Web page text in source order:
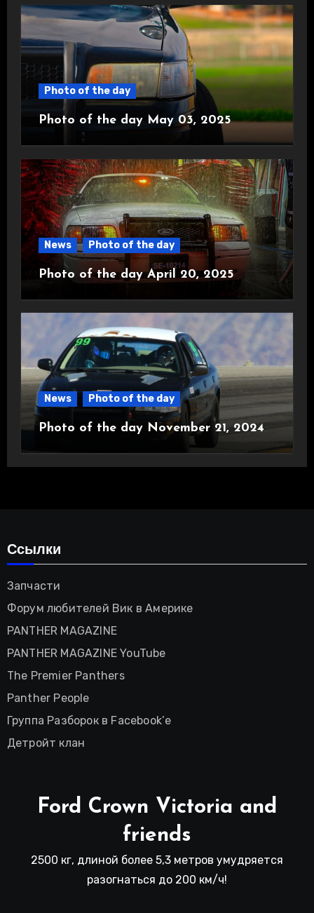
Photo of the day
Photo of the day May 03, 2025
News Photo of the day
Photo of the day April 20, 2025
News Photo of the day
Photo of the day November 21, 2024
Ссылки
Запчасти
Форум любителей Вик в Америке
PANTHER MAGAZINE
PANTHER MAGAZINE YouTube
The Premier Panthers
Panther People
Группа Разборок в Facebook’е
Детройт клан
Ford Crown Victoria and
friends
2500 кг, длиной более 5,3 метров умудряется
разогнаться до 200 км/ч!